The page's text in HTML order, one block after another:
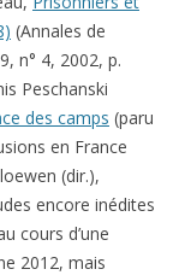
(Annales de
n° 4, 2002, p.
Peschanski
des camps (paru
en France
(dir.),
encore inédites
cours d’une
2012, mais